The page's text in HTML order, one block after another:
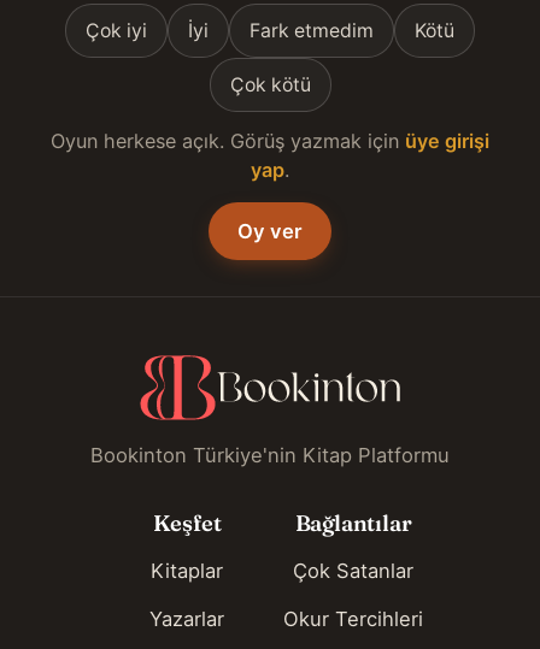
Çok iyi İyi Fark etmedim Kötü
Çok kötü
Oyun herkese açık. Görüş yazmak için üye girişi
yap.
Oy ver
Bookinton Türkiye'nin Kitap Platformu
Keşfet
Kitaplar
Yazarlar
Bağlantılar
Çok Satanlar
Okur Tercihleri